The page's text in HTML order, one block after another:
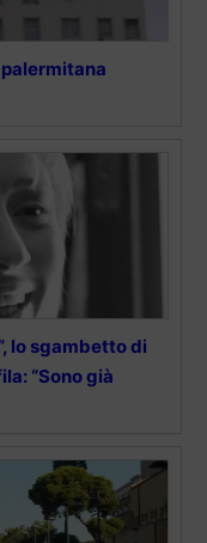
lo sgambetto di
“Sono già